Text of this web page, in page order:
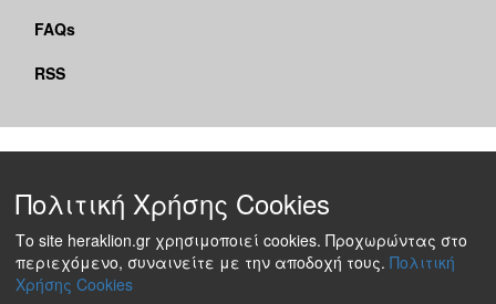
FAQs
RSS
Πολιτική Χρήσης Cookies
Το site heraklion.gr χρησιμοποιεί cookies. Προχωρώντας στο
περιεχόμενο, συναινείτε με την αποδοχή τους. Πολιτική
Χρήσης Cookies